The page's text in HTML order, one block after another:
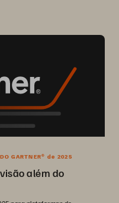
GARTNER® de 2025
além do